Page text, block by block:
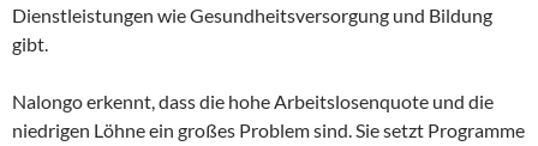
Dienstleistungen wie Gesundheitsversorgung und Bildung
gibt.
Nalongo erkennt, dass die hohe Arbeitslosenquote und die
niedrigen Löhne ein großes Problem sind. Sie setzt Programme